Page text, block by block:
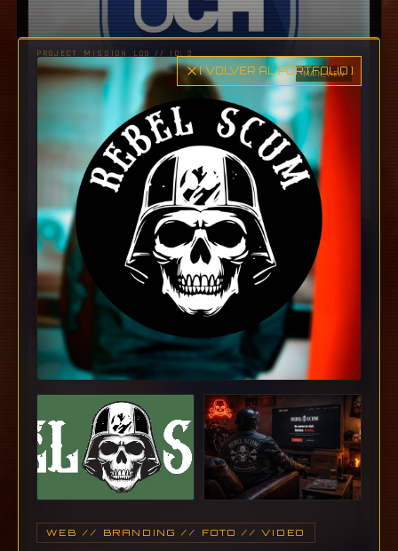
PROJECT_MISSION_LOG // ID: 3
[ VOLVER AL PORTFOLIO ]
MAIN_VIEW
WEB // BRANDING // FOTO // VIDEO